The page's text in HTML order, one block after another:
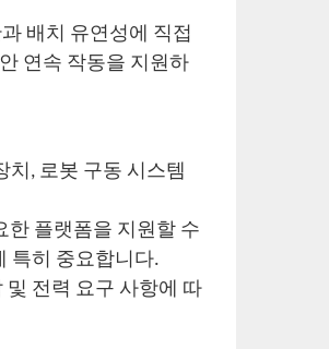
배치 유연성에 직접
연속 작동을 지원하
치, 로봇 구동 시스템
한 플랫폼을 지원할 수
특히 중요합니다.
및 전력 요구 사항에 따